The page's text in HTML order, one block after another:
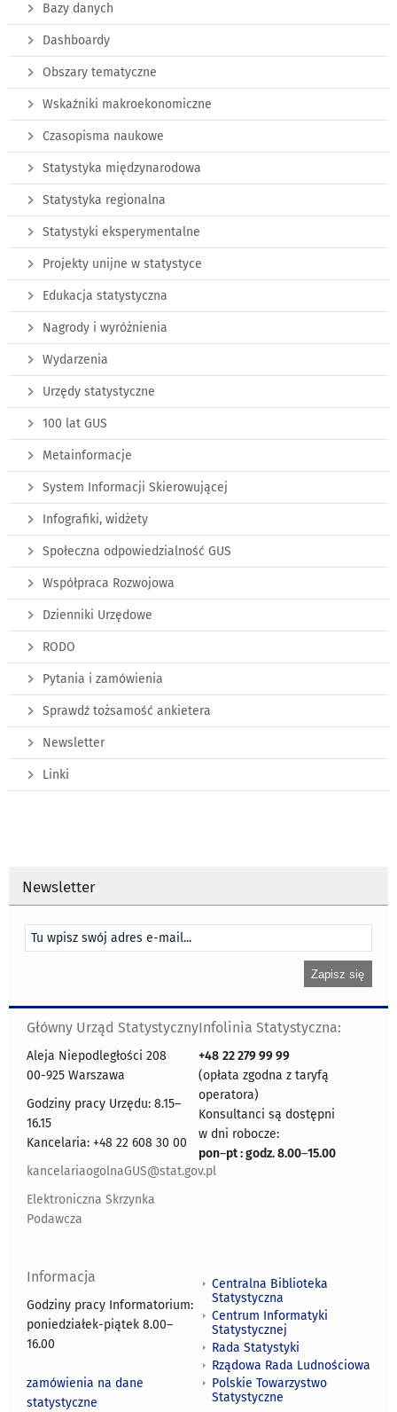
Bazy danych
Dashboardy
Obszary tematyczne
Wskaźniki makroekonomiczne
Czasopisma naukowe
Statystyka międzynarodowa
Statystyka regionalna
Statystyki eksperymentalne
Projekty unijne w statystyce
Edukacja statystyczna
Nagrody i wyróżnienia
Wydarzenia
Urzędy statystyczne
100 lat GUS
Metainformacje
System Informacji Skierowującej
Infografiki, widżety
Społeczna odpowiedzialność GUS
Współpraca Rozwojowa
Dzienniki Urzędowe
RODO
Pytania i zamówienia
Sprawdź tożsamość ankietera
Newsletter
Linki
Newsletter
Główny Urząd Statystyczny
Aleja Niepodległości 208
00-925 Warszawa
Godziny pracy Urzędu: 8.15–
16.15
Kancelaria: +48 22 608 30 00
kancelariaogolnaGUS@stat.gov.pl
Elektroniczna Skrzynka
Podawcza
Infolinia Statystyczna:
+48 22 279 99 99
(opłata zgodna z taryfą
operatora)
Konsultanci są dostępni
w dni robocze:
pon–pt : godz. 8.00–15.00
Informacja
Godziny pracy Informatorium:
poniedziałek-piątek 8.00–
16.00
zamówienia na dane
statystyczne
Centralna Biblioteka
Statystyczna
Centrum Informatyki
Statystycznej
Rada Statystyki
Rządowa Rada Ludnościowa
Polskie Towarzystwo
Statystyczne